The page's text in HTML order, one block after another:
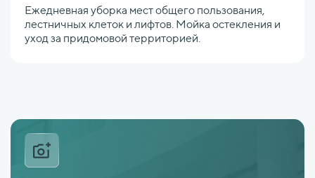
Ежедневная уборка мест общего пользования,
лестничных клеток и лифтов. Мойка остекления и
уход за придомовой территорией.